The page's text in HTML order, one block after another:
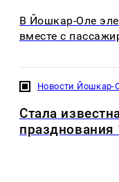
В Йошкар-Оле
вместе с
Новости Йошкар-
Стала